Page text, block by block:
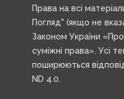
Права на всі
Погляд" (якщо не
Законом України
суміжні права». Усі
поширюються
ND 4.0.